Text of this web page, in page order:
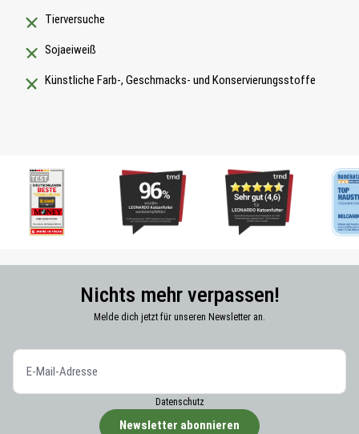
Tierversuche
Sojaeiweiß
Künstliche Farb-, Geschmacks- und Konservierungsstoffe
Nichts mehr verpassen!
Melde dich jetzt für unseren Newsletter an.
Datenschutz
Newsletter abonnieren